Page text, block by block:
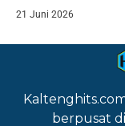
21 Juni 2026
berpusat